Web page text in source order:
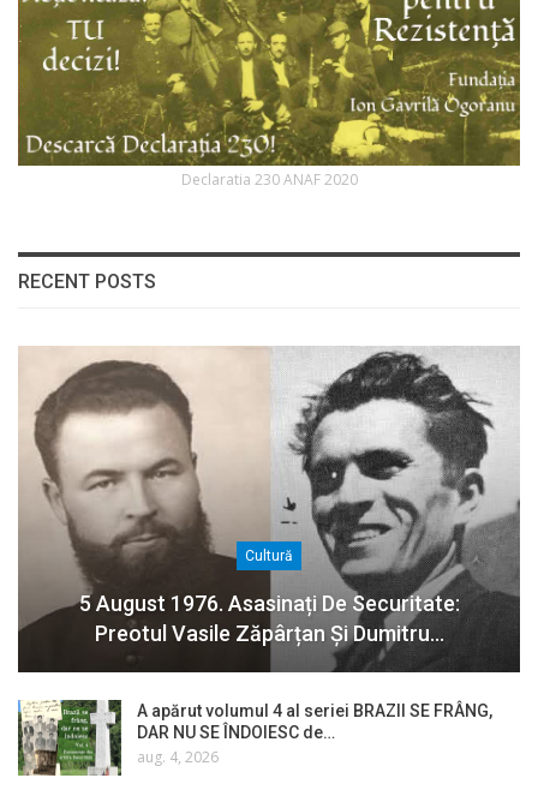
Declaratia 230 ANAF 2020
RECENT POSTS
Cultură
5 August 1976. Asasinați De Securitate:
Preotul Vasile Zăpârțan Și Dumitru…
A apărut volumul 4 al seriei BRAZII SE FRÂNG,
DAR NU SE ÎNDOIESC de…
aug. 4, 2026